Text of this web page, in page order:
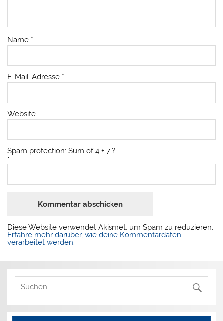
Name *
E-Mail-Adresse *
Website
Spam protection: Sum of 4 + 7 ?
*
Diese Website verwendet Akismet, um Spam zu reduzieren.
Erfahre mehr darüber, wie deine Kommentardaten
verarbeitet werden